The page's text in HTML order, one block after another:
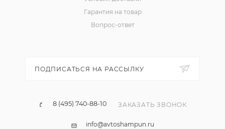
Гарантия на товар
Вопрос-ответ
ПОДПИСАТЬСЯ НА РАССЫЛКУ
8 (495) 740-88-10 ЗАКАЗАТЬ ЗВОНОК
info@avtoshampun.ru